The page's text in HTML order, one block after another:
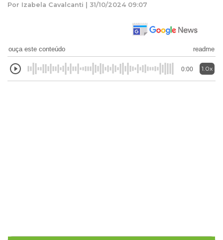
Por Izabela Cavalcanti | 31/10/2024 09:07
ouça este conteúdo readme
0:00 1.0x